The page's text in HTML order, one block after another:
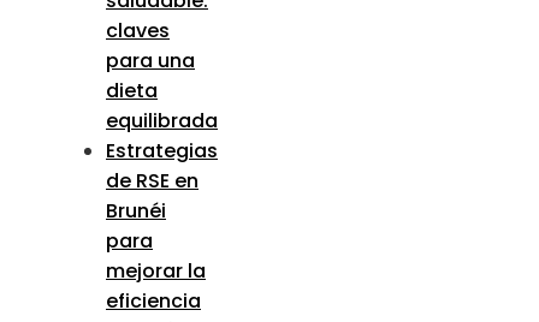
claves
para una
dieta
equilibrada
Estrategias
de RSE en
Brunéi
para
mejorar la
eficiencia